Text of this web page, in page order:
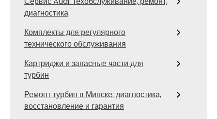
диагностика
Комплекты для регулярного
технического обслуживания
Картриджи и запасные части для
турбин
Ремонт турбин в Минске: диагностика,
восстановление и гарантия